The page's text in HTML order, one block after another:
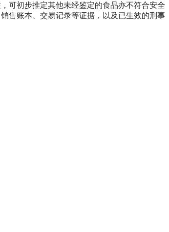
可初步推定其他未经鉴定的食品亦不符合安全
售账本、交易记录等证据，以及已生效的刑事